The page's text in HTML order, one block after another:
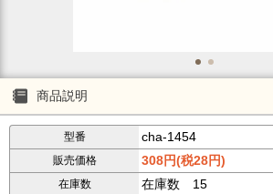
商品説明
型番 cha-1454
販売価格 308円(税28円)
在庫数 在庫数 15